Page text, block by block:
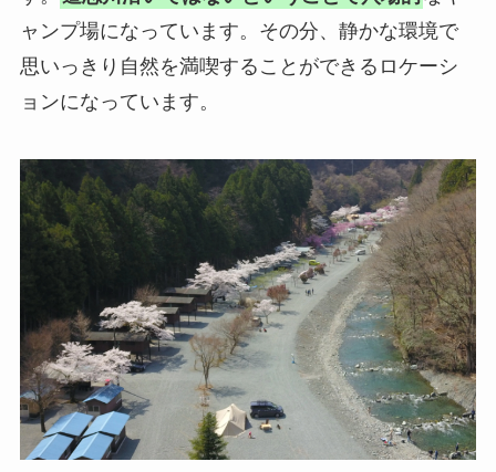
ャンプ場になっています。その分、静かな環境で
思いっきり自然を満喫することができるロケーシ
ョンになっています。